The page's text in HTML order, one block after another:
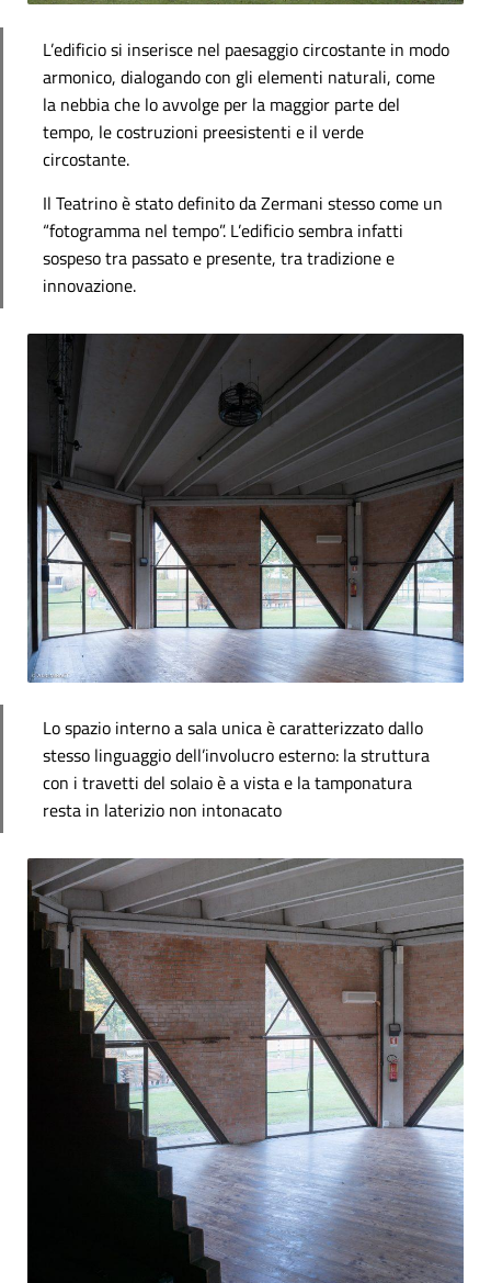
L’edificio si inserisce nel paesaggio circostante in modo
armonico, dialogando con gli elementi naturali, come
la nebbia che lo avvolge per la maggior parte del
tempo, le costruzioni preesistenti e il verde
circostante.
Il Teatrino è stato definito da Zermani stesso come un
“fotogramma nel tempo”. L’edificio sembra infatti
sospeso tra passato e presente, tra tradizione e
innovazione.
Lo spazio interno a sala unica è caratterizzato dallo
stesso linguaggio dell’involucro esterno: la struttura
con i travetti del solaio è a vista e la tamponatura
resta in laterizio non intonacato